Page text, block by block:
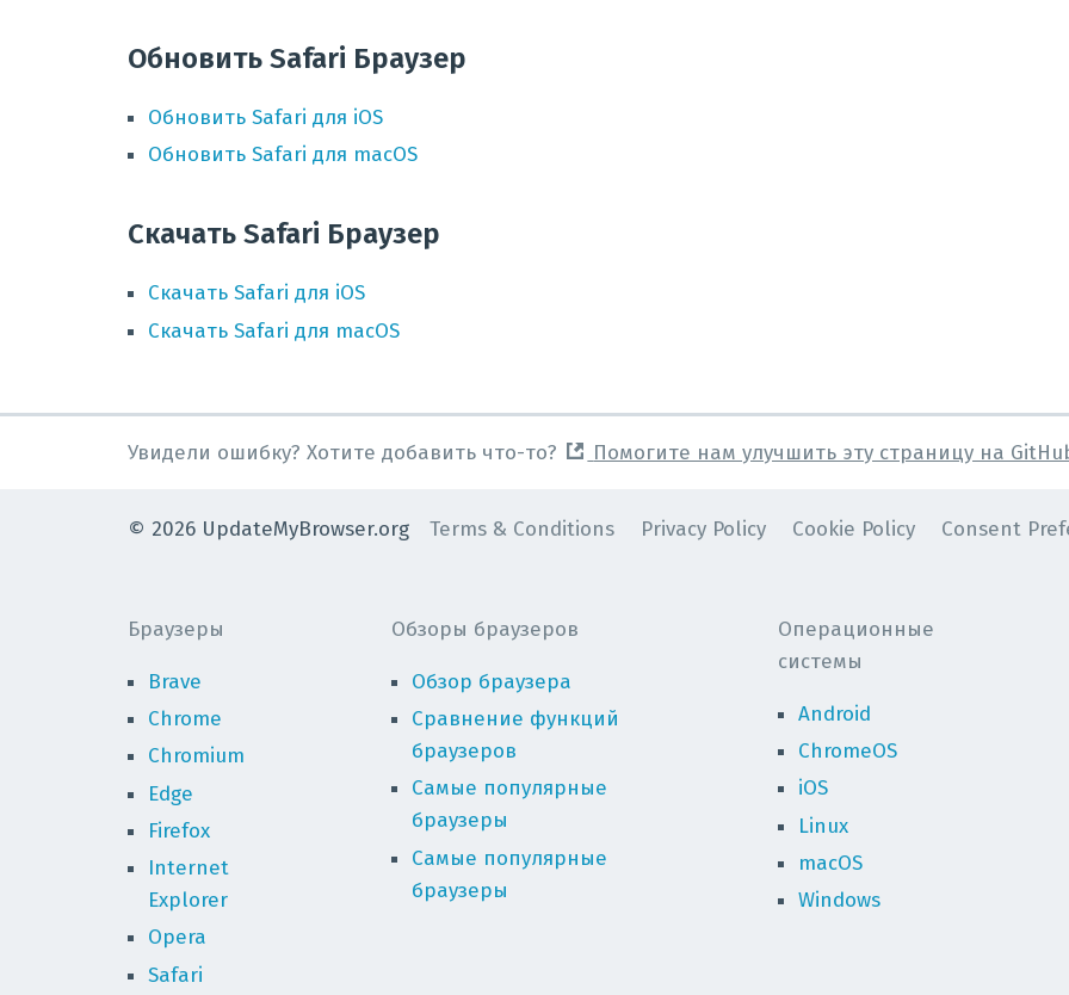
Обновить Safari Браузер
Обновить Safari для iOS
Обновить Safari для macOS
Скачать Safari Браузер
Скачать Safari для iOS
Скачать Safari для macOS
Увидели ошибку? Хотите добавить что-то? Помогите нам улучшить эту страницу на
© 2026 UpdateMyBrowser.org Terms & Conditions Privacy Policy Cookie Policy Consent
Браузеры
Brave
Chrome
Chromium
Edge
Firefox
Internet
Explorer
Opera
Safari
Обзоры браузеров
Обзор браузера
Сравнение функций
браузеров
Самые популярные
браузеры
Самые популярные
браузеры
Операционные
системы
Android
ChromeOS
iOS
Linux
macOS
Windows